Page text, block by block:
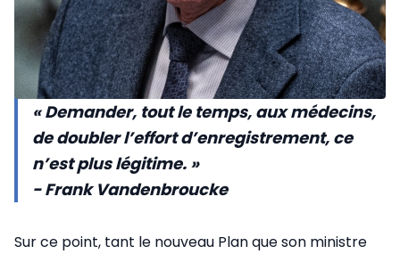
« Demander, tout le temps, aux médecins,
de doubler l’effort d’enregistrement, ce
n’est plus légitime. »
- Frank Vandenbroucke
Sur ce point, tant le nouveau Plan que son ministre